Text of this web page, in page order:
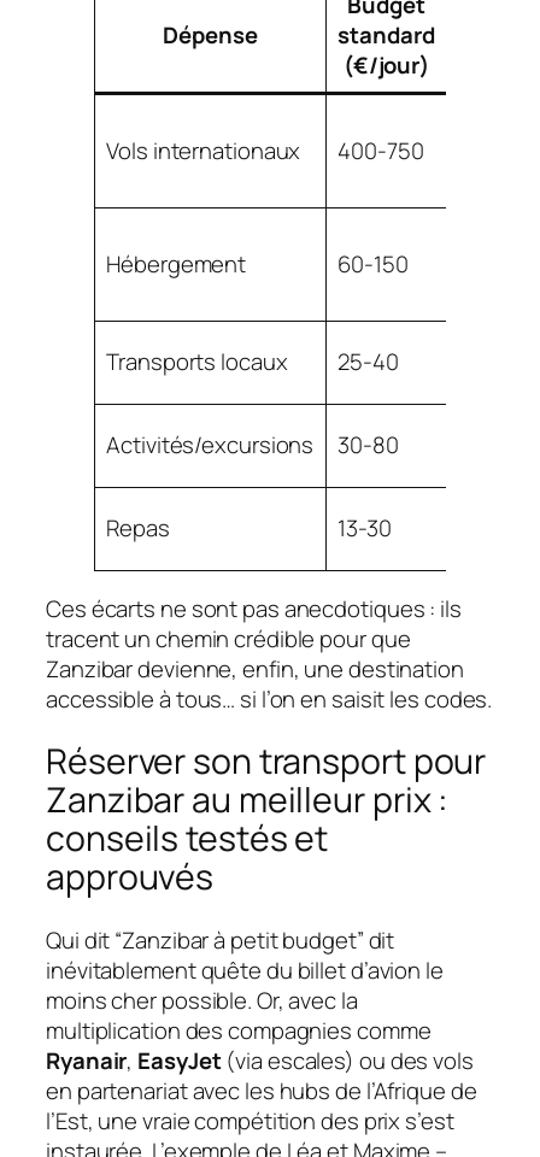
Dépense
standard
(€/jour)
Vols internationaux 400-750
Hébergement 60-150
Transports locaux 25-40
Activités/excursions 30-80
Repas 13-30
Ces écarts ne sont pas anecdotiques : ils
tracent un chemin crédible pour que
Zanzibar devienne, enfin, une destination
accessible à tous… si l’on en saisit les codes.
Réserver son transport pour
Zanzibar au meilleur prix :
conseils testés et
approuvés
Qui dit “Zanzibar à petit budget” dit
inévitablement quête du billet d’avion le
moins cher possible. Or, avec la
multiplication des compagnies comme
Ryanair, EasyJet(via escales) ou des vols
en partenariat avec les hubs de l’Afrique de
l’Est, une vraie compétition des prix s’est